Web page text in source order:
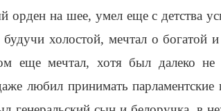
орден на шее, умел еще с детства
будучи холостой, мечтал о богатой
еще мечтал, хотя был далеко не
любил принимать парламентские